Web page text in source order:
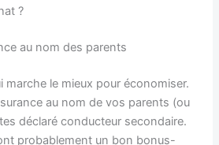
?
au nom des parents
marche le mieux pour économiser.
au nom de vos parents (ou
déclaré conducteur secondaire.
probablement un bon bonus-